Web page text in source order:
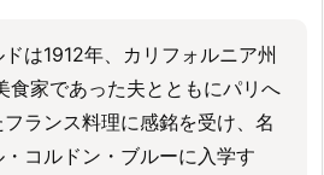
は1912年、カリフォルニア州
食家であった夫とともにパリへ
ランス料理に感銘を受け、名
コルドン・ブルーに入学す